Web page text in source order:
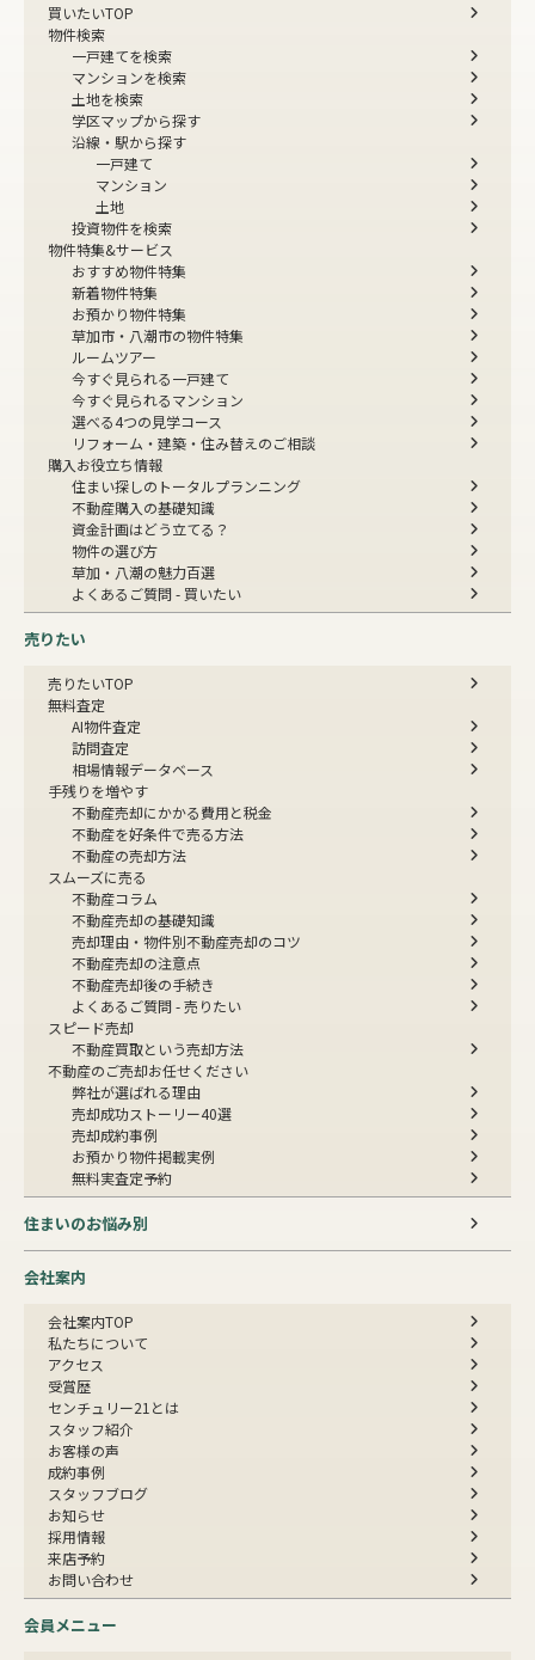
買いたいTOP
物件検索
一戸建てを検索
マンションを検索
土地を検索
学区マップから探す
沿線・駅から探す
一戸建て
マンション
土地
投資物件を検索
物件特集&サービス
おすすめ物件特集
新着物件特集
お預かり物件特集
草加市・八潮市の物件特集
ルームツアー
今すぐ見られる一戸建て
今すぐ見られるマンション
選べる4つの見学コース
リフォーム・建築・住み替えのご相談
購入お役立ち情報
住まい探しのトータルプランニング
不動産購入の基礎知識
資金計画はどう立てる？
物件の選び方
草加・八潮の魅力百選
よくあるご質問 - 買いたい
売りたい
売りたいTOP
無料査定
AI物件査定
訪問査定
相場情報データベース
手残りを増やす
不動産売却にかかる費用と税金
不動産を好条件で売る方法
不動産の売却方法
スムーズに売る
不動産コラム
不動産売却の基礎知識
売却理由・物件別不動産売却のコツ
不動産売却の注意点
不動産売却後の手続き
よくあるご質問 - 売りたい
スピード売却
不動産買取という売却方法
不動産のご売却お任せください
弊社が選ばれる理由
売却成功ストーリー40選
売却成約事例
お預かり物件掲載実例
無料実査定予約
住まいのお悩み別
会社案内
会社案内TOP
私たちについて
アクセス
受賞歴
センチュリー21とは
スタッフ紹介
お客様の声
成約事例
スタッフブログ
お知らせ
採用情報
来店予約
お問い合わせ
会員メニュー